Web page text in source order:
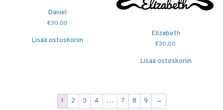
Daniel
€30.00
Lisää ostoskoriin
Elizabeth
€30.00
Lisää ostoskoriin
1 2 3 4 … 7 8 9 →